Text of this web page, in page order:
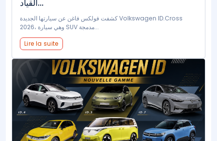
القياد...
كشفت فولكس فاغن عن سيارتها الجديدة Volkswagen ID.Cross
2026، وهي سيارة SUV مدمجة...
Lire la suite